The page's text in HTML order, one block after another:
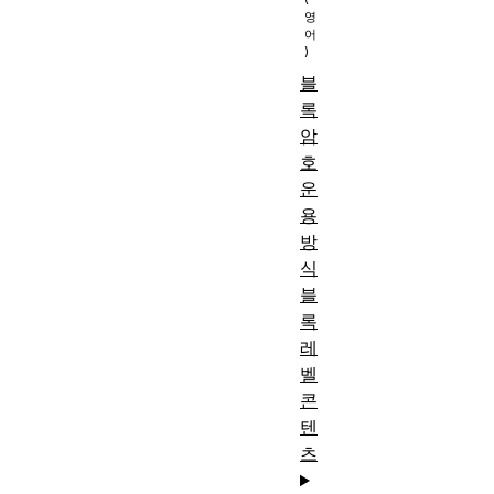
블
록
암
호
운
용
방
식
블
록
레
벨
콘
텐
츠